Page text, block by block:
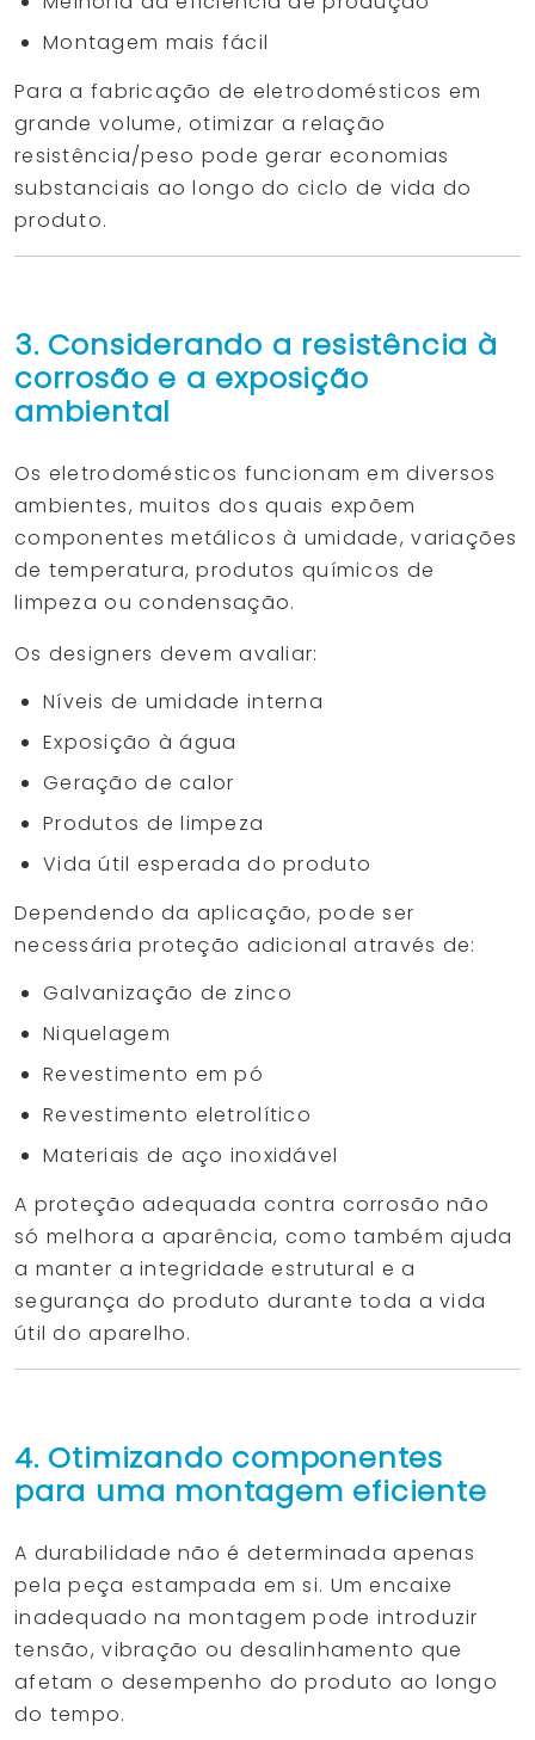
Montagem mais fácil
Para a fabricação de eletrodomésticos em
grande volume, otimizar a relação
resistência/peso pode gerar economias
substanciais ao longo do ciclo de vida do
produto.
3. Considerando a resistência à
corrosão e a exposição
ambiental
Os eletrodomésticos funcionam em diversos
ambientes, muitos dos quais expõem
componentes metálicos à umidade, variações
de temperatura, produtos químicos de
limpeza ou condensação.
Os designers devem avaliar:
Níveis de umidade interna
Exposição à água
Geração de calor
Produtos de limpeza
Vida útil esperada do produto
Dependendo da aplicação, pode ser
necessária proteção adicional através de:
Galvanização de zinco
Niquelagem
Revestimento em pó
Revestimento eletrolítico
Materiais de aço inoxidável
A proteção adequada contra corrosão não
só melhora a aparência, como também ajuda
a manter a integridade estrutural e a
segurança do produto durante toda a vida
útil do aparelho.
4. Otimizando componentes
para uma montagem eficiente
A durabilidade não é determinada apenas
pela peça estampada em si. Um encaixe
inadequado na montagem pode introduzir
tensão, vibração ou desalinhamento que
afetam o desempenho do produto ao longo
do tempo.